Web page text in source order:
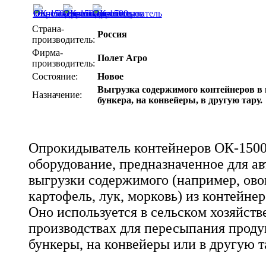
Страна-
производитель:
Россия
Фирма-
производитель:
Полет Агро
Состояние:
Новое
Назначение:
Выгрузка содержимого контейнеров
бункера, на конвейеры, в другую тару.
Опрокидыватель контейнеров ОК-
оборудование, предназначенное для
выгрузки содержимого (например,
картофель, лук, морковь) из
Оно используется в сельском
производствах для пересыпания
бункеры, на конвейеры или в другую